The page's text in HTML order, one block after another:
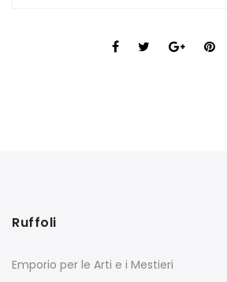
Ruffoli
Emporio per le Arti e i Mestieri